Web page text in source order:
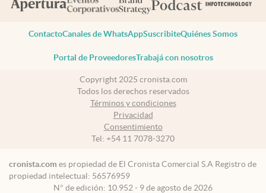
ContactoCanales de WhatsAppSuscribiteQuiénes Somos
Portal de ProveedoresTrabajá con nosotros
Copyright 2025 cronista.com
Todos los derechos reservados
Términos y condiciones
Privacidad
Consentimiento
Tel: +54 11 7078-3270
cronista.com es propiedad de El Cronista Comercial S.A Registro de
propiedad intelectual: 56576959
N° de edición: 10.952 - 9 de agosto de 2026